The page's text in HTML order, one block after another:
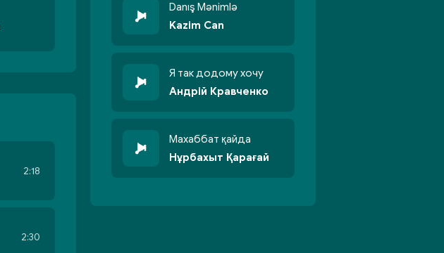
2:18
2:30
Danış Mənimlə
Kazim Can
Я так додому хочу
Андрій Кравченко
Махаббат қайда
Нұрбахыт Қарағай